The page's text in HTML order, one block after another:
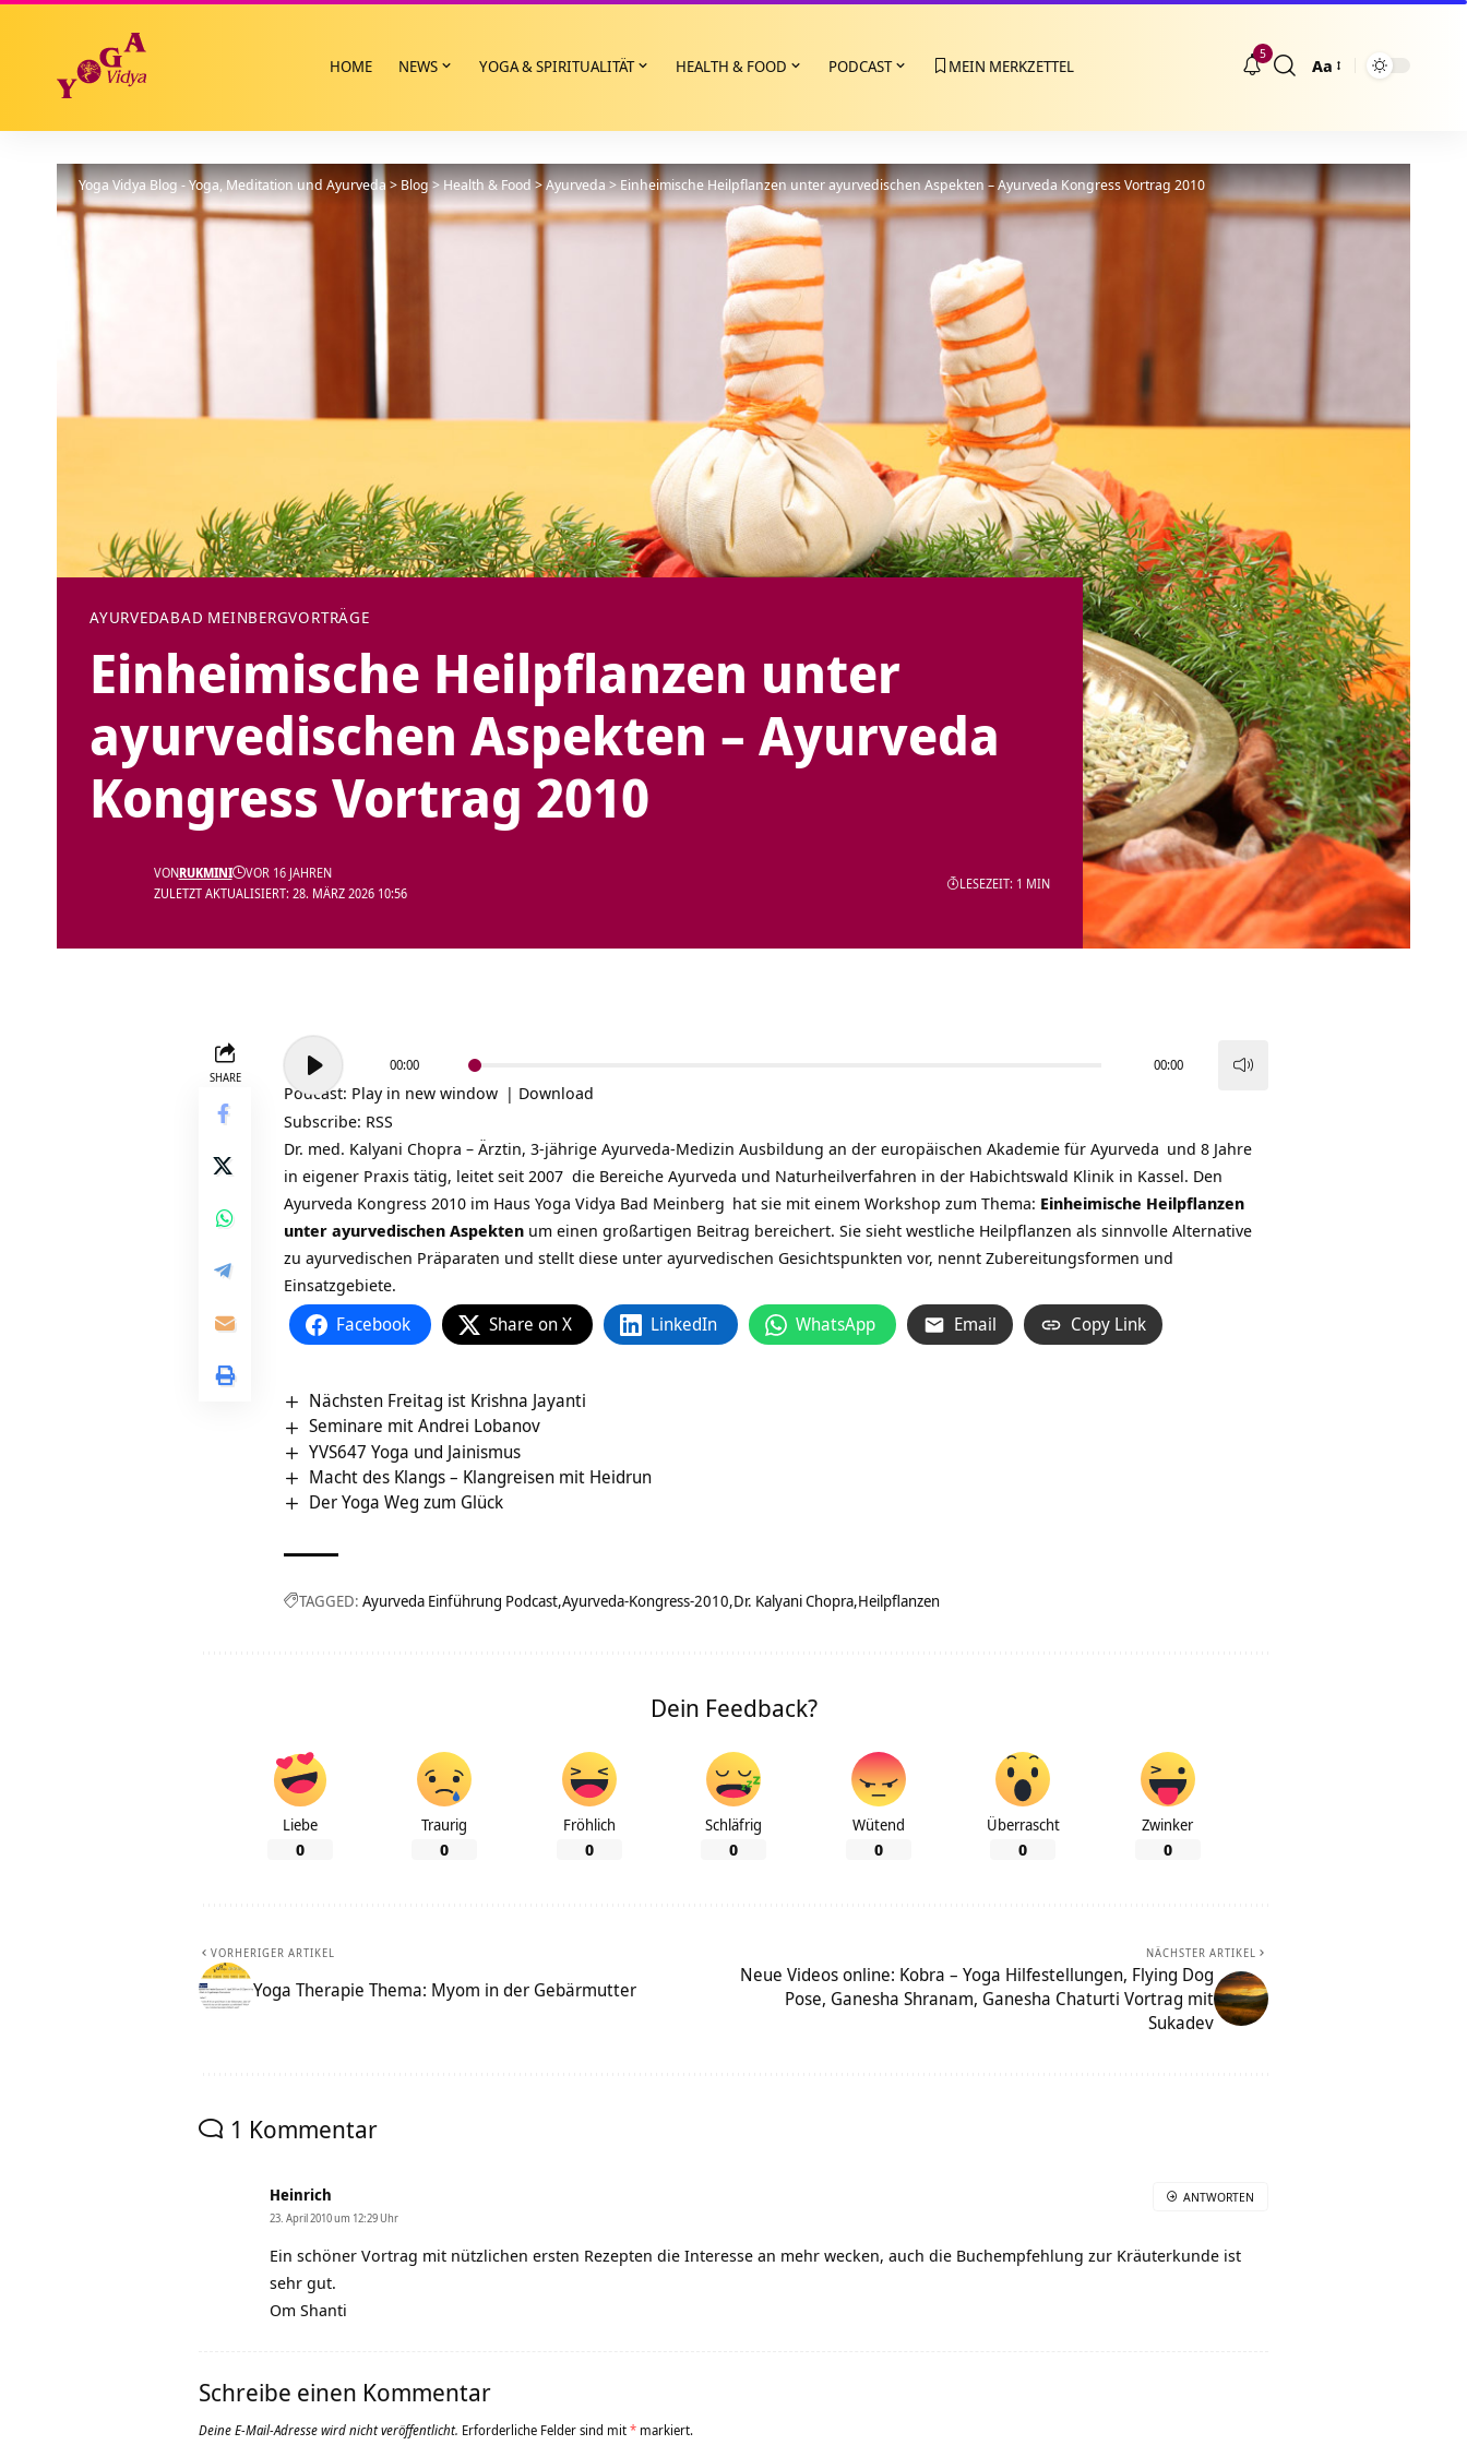
HOME NEWS YOGA & SPIRITUALITÄT HEALTH & FOOD PODCAST MEIN MERKZETTEL
5
Größenänderung
Aa
Yoga Vidya Blog - Yoga, Meditation und Ayurveda>Blog>Health & Food>Ayurveda>Einheimische Heilpflanzen unter ayurvedischen Aspekten – Ayurveda Kongress Vortrag 2010
AYURVEDABAD MEINBERGVORTRÄGE
Einheimische Heilpflanzen unter
ayurvedischen Aspekten – Ayurveda
Kongress Vortrag 2010
ZULETZT AKTUALISIERT: 28. MÄRZ 2026 10:56
VONRUKMINI VOR 16 JAHREN
LESEZEIT: 1 MIN
SHARE
Audio-
Player
00:00 00:00
Podcast: Play in new window | Download
Subscribe: RSS
Dr. med. Kalyani Chopra – Ärztin, 3-jährige Ayurveda-Medizin Ausbildung an der europäischen Akademie für Ayurveda und 8 Jahre
in eigener Praxis tätig, leitet seit 2007 die Bereiche Ayurveda und Naturheilverfahren in der Habichtswald Klinik in Kassel. Den
Ayurveda Kongress 2010 im Haus Yoga Vidya Bad Meinberg hat sie mit einem Workshop zum Thema: Einheimische Heilpflanzen
unter ayurvedischen Aspekten um einen großartigen Beitrag bereichert. Sie sieht westliche Heilpflanzen als sinnvolle Alternative
zu ayurvedischen Präparaten und stellt diese unter ayurvedischen Gesichtspunkten vor, nennt Zubereitungsformen und
Einsatzgebiete.
Facebook Share on X LinkedIn WhatsApp Email Copy Link
Nächsten Freitag ist Krishna Jayanti
Seminare mit Andrei Lobanov
YVS647 Yoga und Jainismus
Macht des Klangs – Klangreisen mit Heidrun
Der Yoga Weg zum Glück
TAGGED: Ayurveda Einführung Podcast Ayurveda-Kongress-2010 Dr. Kalyani Chopra Heilpflanzen
Dein Feedback?
Liebe
0
Traurig
0
Fröhlich
0
Schläfrig
0
Wütend
0
Überrascht
0
Zwinker
0
VORHERIGER ARTIKEL
Yoga Therapie Thema: Myom in der Gebärmutter
NÄCHSTER ARTIKEL
Neue Videos online: Kobra – Yoga Hilfestellungen, Flying Dog
Pose, Ganesha Shranam, Ganesha Chaturti Vortrag mit
Sukadev
1 Kommentar
Heinrich
23. April 2010 um 12:29 Uhr
Ein schöner Vortrag mit nützlichen ersten Rezepten die Interesse an mehr wecken, auch die Buchempfehlung zur Kräuterkunde ist
sehr gut.
Om Shanti
ANTWORTEN
Schreibe einen Kommentar
Deine E-Mail-Adresse wird nicht veröffentlicht. Erforderliche Felder sind mit* markiert.